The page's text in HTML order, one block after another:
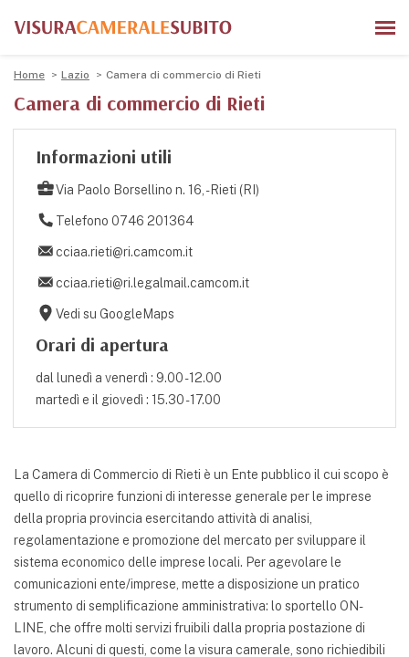
Home Lazio Camera di commercio di Rieti
Camera di commercio di Rieti
Informazioni utili
Via Paolo Borsellino n. 16, - Rieti (RI)
Telefono 0746 201364
cciaa.rieti@ri.camcom.it
cciaa.rieti@ri.legalmail.camcom.it
Vedi su GoogleMaps
Orari di apertura
dal lunedì a venerdì : 9.00 - 12.00
martedì e il giovedì : 15.30 - 17.00
La Camera di Commercio di Rieti è un Ente pubblico il cui scopo è
quello di ricoprire funzioni di interesse generale per le imprese
della propria provincia esercitando attività di analisi,
regolamentazione e promozione del mercato per sviluppare il
sistema economico delle imprese locali. Per agevolare le
comunicazioni ente/imprese, mette a disposizione un pratico
strumento di semplificazione amministrativa: lo sportello ON-
LINE, che offre molti servizi fruibili dalla propria postazione di
lavoro. Alcuni di questi, come la visura camerale, sono richiedibili